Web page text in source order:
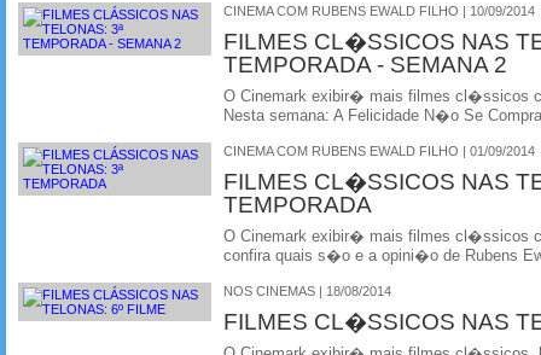
CINEMA COM RUBENS EWALD FILHO | 10/09/2014
FILMES CL�SSICOS NAS
TEMPORADA - SEMANA 2
O Cinemark exibir� mais filmes cl�ssicos
Nesta semana: A Felicidade N�o Se Compra
CINEMA COM RUBENS EWALD FILHO | 01/09/2014
FILMES CL�SSICOS NAS
TEMPORADA
O Cinemark exibir� mais filmes cl�ssicos
confira quais s�o e a opini�o de Rubens
NOS CINEMAS | 18/08/2014
FILMES CL�SSICOS NAS